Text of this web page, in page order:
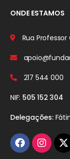
ONDE ESTAMOS
Rua Professor
217 544 000
NIF: 505 152 304
Delegações: